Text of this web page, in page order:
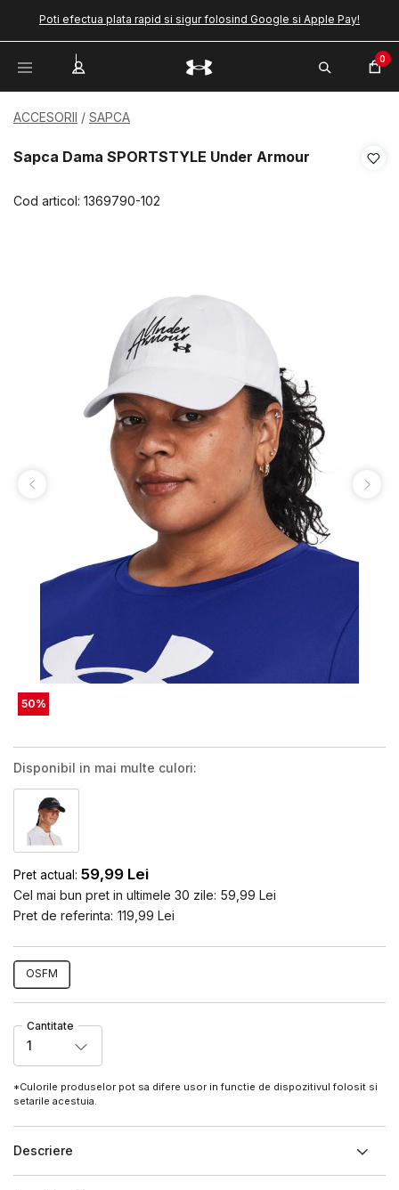
Poti efectua plata rapid si sigur folosind Google si Apple Pay!
0
ACCESORII SAPCA
Sapca Dama SPORTSTYLE Under Armour
Cod articol: 1369790-102
50%
Disponibil in mai multe culori:
Pret actual: 59,99 Lei
Cel mai bun pret in ultimele 30 zile: 59,99 Lei
Pret de referinta: 119,99 Lei
OSFM
Cantitate
1
*Culorile produselor pot sa difere usor in functie de dispozitivul folosit si
setarile acestuia.
Descriere